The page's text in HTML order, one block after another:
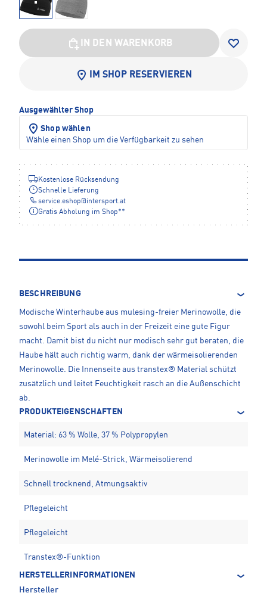
IN DEN WARENKORB
IM SHOP RESERVIEREN
Ausgewählter Shop
Shop wählen
Wähle einen Shop um die Verfügbarkeit zu sehen
Kostenlose Rücksendung
Schnelle Lieferung
service.eshop@intersport.at
Gratis Abholung im Shop**
BESCHREIBUNG
Modische Winterhaube aus mulesing-freier Merinowolle, die
sowohl beim Sport als auch in der Freizeit eine gute Figur
macht. Damit bist du nicht nur modisch sehr gut beraten, die
Haube hält auch richtig warm, dank der wärmeisolierenden
Merinowolle. Die Innenseite aus transtex® Material schützt
zusätzlich und leitet Feuchtigkeit rasch an die Außenschicht
ab.
PRODUKTEIGENSCHAFTEN
Material: 63 % Wolle, 37 % Polypropylen
Merinowolle im Melé-Strick, Wärmeisolierend
Schnell trocknend, Atmungsaktiv
Pflegeleicht
Pflegeleicht
Transtex®-Funktion
HERSTELLERINFORMATIONEN
Hersteller